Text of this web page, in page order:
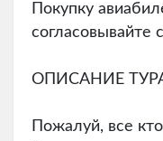
Покупку
согласовывайте
ОПИСАНИЕ
Пожалуй, все